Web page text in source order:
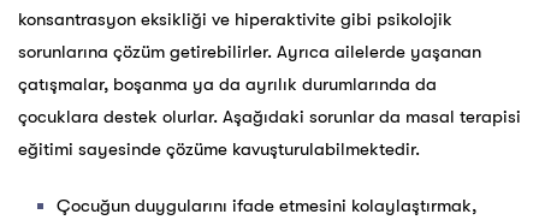
konsantrasyon eksikliği ve hiperaktivite gibi psikolojik
sorunlarına çözüm getirebilirler. Ayrıca ailelerde yaşanan
çatışmalar, boşanma ya da ayrılık durumlarında da
çocuklara destek olurlar. Aşağıdaki sorunlar da masal terapisi
eğitimi sayesinde çözüme kavuşturulabilmektedir.
Çocuğun duygularını ifade etmesini kolaylaştırmak,